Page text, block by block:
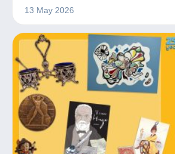
collezionismo.
13 May 2026